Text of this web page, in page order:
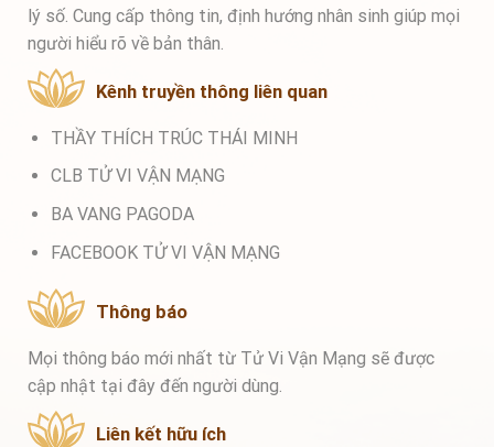
lý số. Cung cấp thông tin, định hướng nhân sinh giúp mọi
người hiểu rõ về bản thân.
Kênh truyền thông liên quan
THẦY THÍCH TRÚC THÁI MINH
CLB TỬ VI VẬN MẠNG
BA VANG PAGODA
FACEBOOK TỬ VI VẬN MẠNG
Thông báo
Mọi thông báo mới nhất từ Tử Vi Vận Mạng sẽ được
cập nhật tại đây đến người dùng.
Liên kết hữu ích